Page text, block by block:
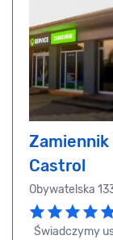
Zamiennik
Castrol
Obywatelska
Świadczymy